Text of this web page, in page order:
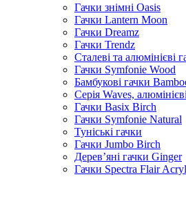
Гачки знімні Oasis
Гачки Lantern Moon
Гачки Dreamz
Гачки Trendz
Сталеві та алюмінієві
Гачки Symfonie Wood
Бамбукові гачки
Серія Waves,
Гачки Basix Birch
Гачки Symfonie Natural
Туніські гачки
Гачки Jumbo Birch
Дерев’яні гачки Ginger
Гачки Spectra Flair